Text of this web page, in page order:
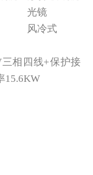
光镜
风冷式
三相四线+保护接
15.6KW